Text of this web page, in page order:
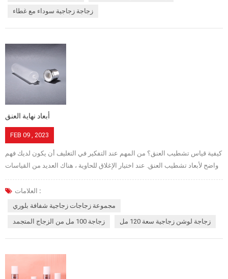
المنخفض في إنتاج الزجاج. في مرحلة تشكيل الحاوية الزجاجية ، نأمل أن يكون
السائل الزجاجي موحدًا ، والذي يتضمن درجة الحرارة وتكوين جانبي التوحيد. يعتبر
الزجاج السائل. ومع ذلك ، لا يكفي أن يكون لديك نظام جيد ، بل يرتبط أيضًا
بالعديد من الجوانب التي يجب الانتباه إليها. 1 ، رطوبة رمل الكوارتز تلعب إضافة
الماء إلى المواد المركبة دورًا مهمًا في تقليل الغبار ، ومنع التفريغ ، وتحسين
زجاجة زجاجية سوداء مع غطاء
أبعاد نهاية العنق
FEB 09 , 2023
كيفية قياس تشطيب العنق؟ من المهم عند التفكير في التغليف أن يكون لديك فهم
واضح لأبعاد تشطيب العنق. عند اختيار الإغلاق للحاوية ، هناك العديد من القياسات
اللازمة لضمان ملاءمة محكمة ومختومة. من الأهمية بمكان العثور على الأغطية
المناسبة والرقبة المناسبة لزجاجات التعبئة والتغليف الخاصة بك. سيرشدك
مهندس Panyue لدينا هنا لإكمال عملية تشطيب العنق الشائعة واختيار غطاء
تشطيبات العنق هي الأجزاء الملولبة من الزجاجات التي تثبت الغطاء أو الإغلاق في
مكانه. يجب أن يكون للزجاجة لمسة نهائية مناسبة للرقبة لتتناسب مع الغطاء
يتراوح من 300 إلى 2060 ، ولكن أنماط الخيط الأكثر شيوعًا هي 400 ، 410 ، 415
العلامات :
مجموعة زجاجات زجاجية شفافة بلوري
زجاجة 100 مل من الزجاج المتجمد زجاجة لوشن زجاجية سعة 120 مل